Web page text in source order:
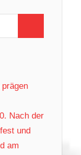
Nach der
und
am